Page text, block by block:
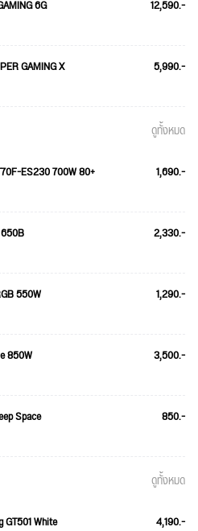
6G 12,590.-
GAMING X 5,990.-
ดูทั้งหมด
ES230 700W 80+ 1,690.-
2,330.-
550W 1,290.-
850W 3,500.-
Space 850.-
ดูทั้งหมด
GT501 White 4,190.-